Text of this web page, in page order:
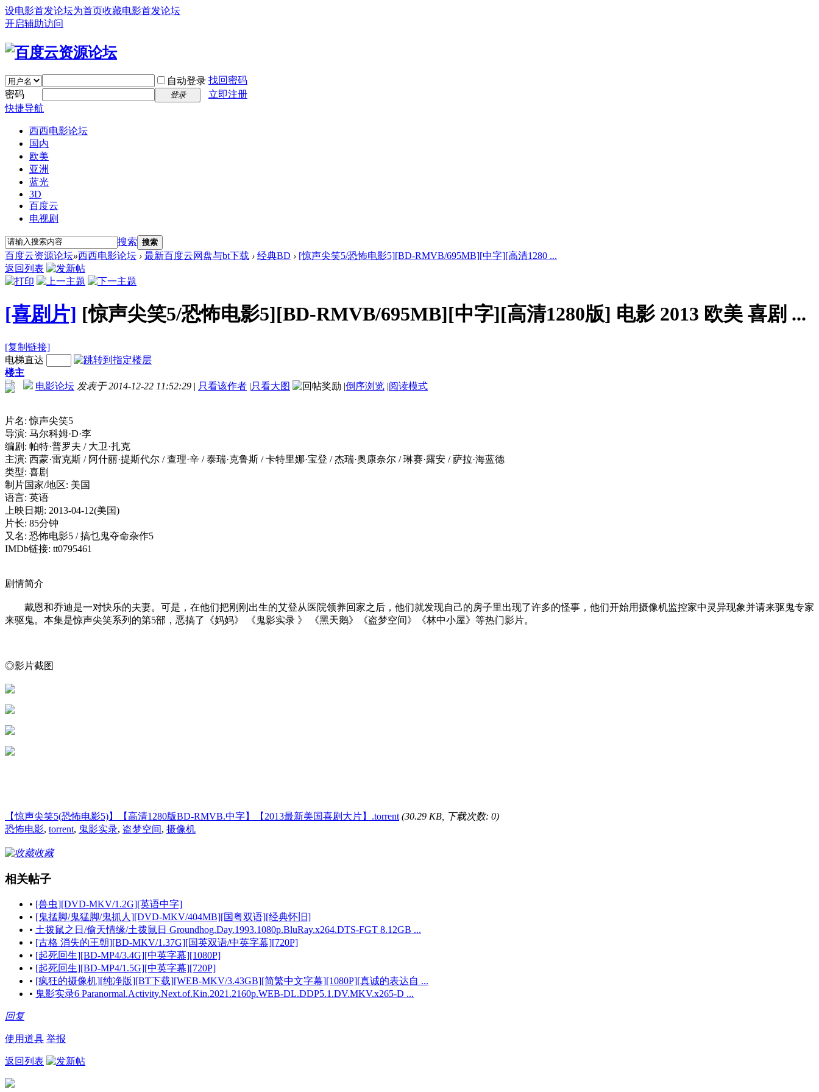
设电影首发论坛为首页收藏电影首发论坛
开启辅助访问
自动登录 找回密码
密码
登录
立即注册
快捷导航
西西电影论坛
国内
欧美
亚洲
蓝光
3D
百度云
电视剧
搜索 搜索
百度云资源论坛»西西电影论坛 › 最新百度云网盘与bt下载 › 经典BD › [惊声尖笑5/恐怖电影5][BD-RMVB/695MB][中字][高清1280 ...
返回列表
[喜剧片] [惊声尖笑5/恐怖电影5][BD-RMVB/695MB][中字][高清1280版] 电影 2013 欧美 喜剧 ...
[复制链接]
电梯直达
楼主
电影论坛 发表于 2014-12-22 11:52:29 | 只看该作者 |只看大图 |倒序浏览 |阅读模式
片名: 惊声尖笑5
导演: 马尔科姆·D·李
编剧: 帕特·普罗夫 / 大卫·扎克
主演: 西蒙·雷克斯 / 阿什丽·提斯代尔 / 查理·辛 / 泰瑞·克鲁斯 / 卡特里娜·宝登 / 杰瑞·奥康奈尔 / 琳赛·露安 / 萨拉·海蓝德
类型: 喜剧
制片国家/地区: 美国
语言: 英语
上映日期: 2013-04-12(美国)
片长: 85分钟
又名: 恐怖电影5 / 搞乜鬼夺命杂作5
IMDb链接: tt0795461
剧情简介
戴恩和乔迪是一对快乐的夫妻。可是，在他们把刚刚出生的艾登从医院领养回家之后，他们就发现自己的房子里出现了许多的怪事，他们开始用摄像机监控家中灵异现象并请来驱鬼专家
来驱鬼。本集是惊声尖笑系列的第5部，恶搞了《妈妈》 《鬼影实录 》 《黑天鹅》《盗梦空间》《林中小屋》等热门影片。
◎影片截图
【惊声尖笑5(恐怖电影5)】【高清1280版BD-RMVB.中字】【2013最新美国喜剧大片】.torrent (30.29 KB, 下载次数: 0)
恐怖电影, torrent, 鬼影实录, 盗梦空间, 摄像机
收藏
相关帖子
• [兽虫][DVD-MKV/1.2G][英语中字]
• [鬼掹脚/鬼猛脚/鬼抓人][DVD-MKV/404MB][国粤双语][经典怀旧]
• 土拨鼠之日/偷天情缘/土拨鼠日 Groundhog.Day.1993.1080p.BluRay.x264.DTS-FGT 8.12GB ...
• [古格 消失的王朝][BD-MKV/1.37G][国英双语/中英字幕][720P]
• [起死回生][BD-MP4/3.4G][中英字幕][1080P]
• [起死回生][BD-MP4/1.5G][中英字幕][720P]
• [疯狂的摄像机][纯净版][BT下载][WEB-MKV/3.43GB][简繁中文字幕][1080P][真诚的表达自 ...
• 鬼影实录6 Paranormal.Activity.Next.of.Kin.2021.2160p.WEB-DL.DDP5.1.DV.MKV.x265-D ...
回复
使用道具 举报
返回列表